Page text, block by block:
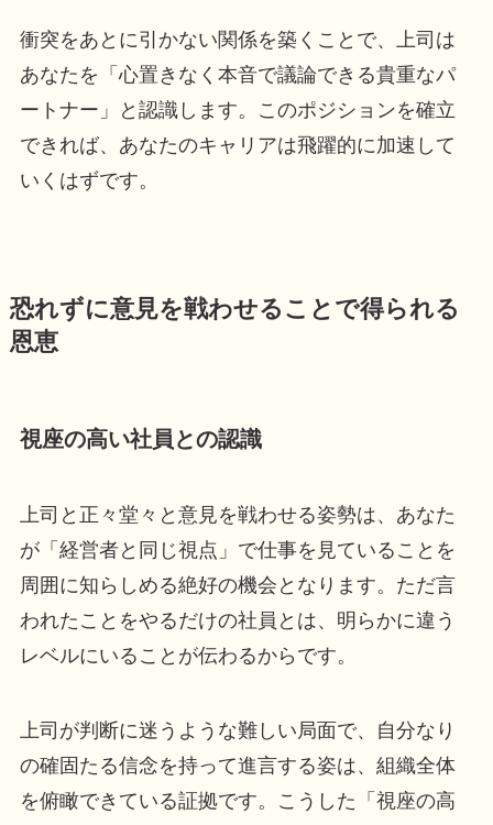
衝突をあとに引かない関係を築くことで、上司は
あなたを「心置きなく本音で議論できる貴重なパ
ートナー」と認識します。このポジションを確立
できれば、あなたのキャリアは飛躍的に加速して
いくはずです。
恐れずに意見を戦わせることで得られる
恩恵
視座の高い社員との認識
上司と正々堂々と意見を戦わせる姿勢は、あなた
が「経営者と同じ視点」で仕事を見ていることを
周囲に知らしめる絶好の機会となります。ただ言
われたことをやるだけの社員とは、明らかに違う
レベルにいることが伝わるからです。
上司が判断に迷うような難しい局面で、自分なり
の確固たる信念を持って進言する姿は、組織全体
を俯瞰できている証拠です。こうした「視座の高